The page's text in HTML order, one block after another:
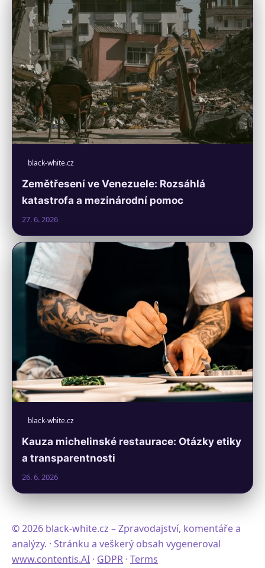
black-white.cz
Zemětřesení ve Venezuele: Rozsáhlá
katastrofa a mezinárodní pomoc
27. 6. 2026
black-white.cz
Kauza michelinské restaurace: Otázky etiky
a transparentnosti
26. 6. 2026
© 2026 black-white.cz – Zpravodajství, komentáře a
analýzy. · Stránku a veškerý obsah vygeneroval
www.contentis.AI · GDPR · Terms